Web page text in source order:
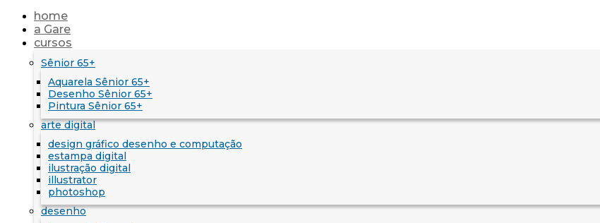
home
a Gare
cursos
Sênior 65+
Aquarela Sênior 65+
Desenho Sênior 65+
Pintura Sênior 65+
arte digital
design gráfico desenho e computação
estampa digital
ilustração digital
illustrator
photoshop
desenho